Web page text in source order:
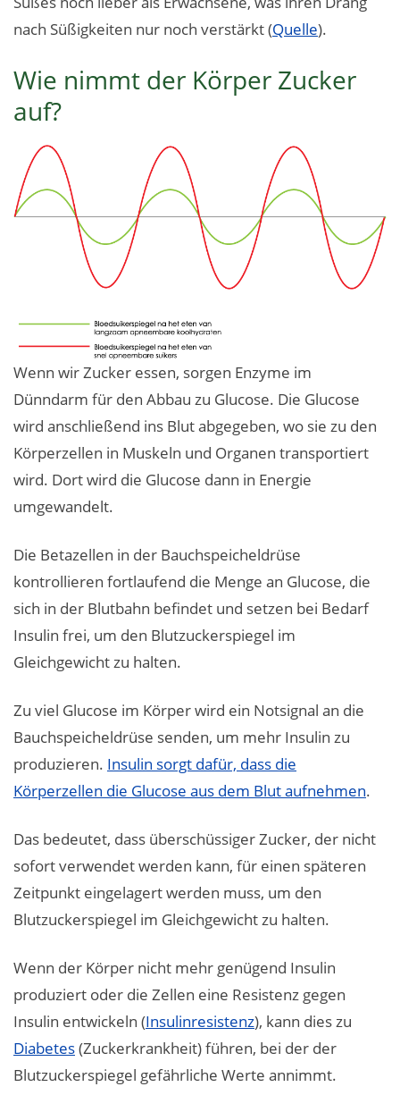
nach Süßigkeiten nur noch verstärkt (Quelle).
Wie nimmt der Körper Zucker
auf?
Wenn wir Zucker essen, sorgen Enzyme im
Dünndarm für den Abbau zu Glucose. Die Glucose
wird anschließend ins Blut abgegeben, wo sie zu den
Körperzellen in Muskeln und Organen transportiert
wird. Dort wird die Glucose dann in Energie
umgewandelt.
Die Betazellen in der Bauchspeicheldrüse
kontrollieren fortlaufend die Menge an Glucose, die
sich in der Blutbahn befindet und setzen bei Bedarf
Insulin frei, um den Blutzuckerspiegel im
Gleichgewicht zu halten.
Zu viel Glucose im Körper wird ein Notsignal an die
Bauchspeicheldrüse senden, um mehr Insulin zu
produzieren. Insulin sorgt dafür, dass die
Körperzellen die Glucose aus dem Blut aufnehmen.
Das bedeutet, dass überschüssiger Zucker, der nicht
sofort verwendet werden kann, für einen späteren
Zeitpunkt eingelagert werden muss, um den
Blutzuckerspiegel im Gleichgewicht zu halten.
Wenn der Körper nicht mehr genügend Insulin
produziert oder die Zellen eine Resistenz gegen
Insulin entwickeln (Insulinresistenz), kann dies zu
Diabetes(Zuckerkrankheit) führen, bei der der
Blutzuckerspiegel gefährliche Werte annimmt.